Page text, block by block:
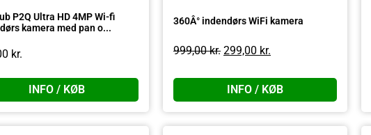
P2Q Ultra HD 4MP Wi-fi
kamera med pan o...
kr.
INFO / KØB
360Â° indendørs WiFi kamera
999,00kr. 299,00 kr.
INFO / KØB